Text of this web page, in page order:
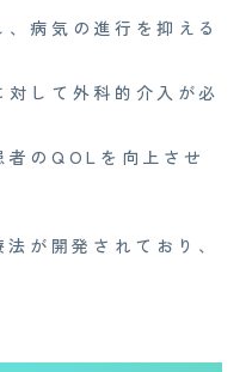
病気の進行を抑える
対して外科的介入が必
者のQOLを向上させ
が開発されており、